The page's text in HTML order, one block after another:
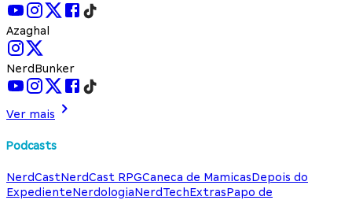
Azaghal
NerdBunker
Ver mais
Podcasts
NerdCastNerdCast RPGCaneca de MamicasDepois do
ExpedienteNerdologiaNerdTechExtrasPapo de